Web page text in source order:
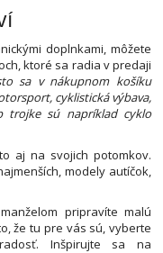
doplnkami, môžete
ktoré sa radia v predaji
sa v nákupnom košíku
cyklistická výbava,
trojke sú napríklad cyklo
aj na svojich potomkov.
modely autíčok,
pripravíte malú
že tu pre vás sú, vyberte
Inšpirujte sa na